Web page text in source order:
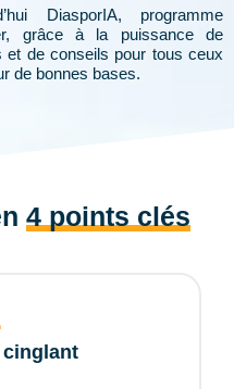
DiasporIA, programme
grâce à la puissance de
et de conseils pour tous ceux
de bonnes bases.
4 points clés
cinglant